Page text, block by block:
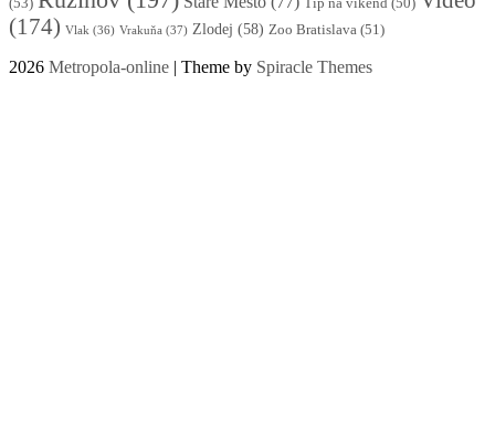
Tip na víkend (50)
(174) Vlak (36) Vrakuňa (37) Zlodej (58) Zoo Bratislava (51)
2026 Metropola-online | Theme by Spiracle Themes